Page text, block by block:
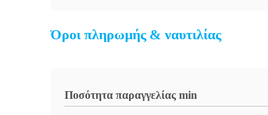
Όροι πληρωμής & ναυτιλίας
Ποσότητα παραγγελίας min